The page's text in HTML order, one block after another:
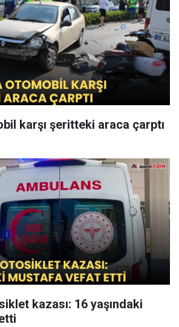
karşı şeritteki araca çarptı
kazası: 16 yaşındaki